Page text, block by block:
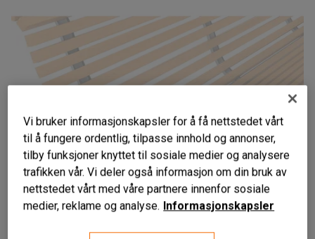
Vi bruker informasjonskapsler for å få nettstedet vårt
til å fungere ordentlig, tilpasse innhold og annonser,
tilby funksjoner knyttet til sosiale medier og analysere
trafikken vår. Vi deler også informasjon om din bruk av
nettstedet vårt med våre partnere innenfor sosiale
medier, reklame og analyse. Informasjonskapsler